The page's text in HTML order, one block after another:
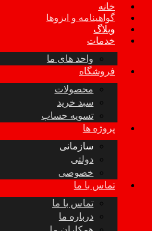
خانه
گواهینامه و ایزوها
وبلاگ
خدمات
واحد های ما
فروشگاه
محصولات
سبد خرید
تسویه حساب
پروژه ها
سازمانی
دولتی
خصوصی
تماس با ما
تماس با ما
درباره ما